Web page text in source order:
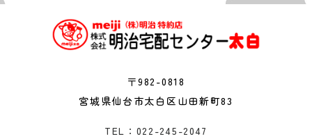
〒982-0818
宮城県仙台市太白区山田新町83
TEL：022-245-2047